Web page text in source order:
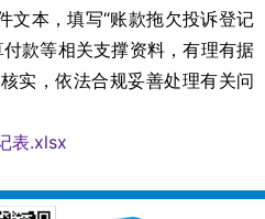
本，填写“账款拖欠投诉登记
款等相关支撑资料，有理有据
实，依法合规妥善处理有关问
表.xlsx